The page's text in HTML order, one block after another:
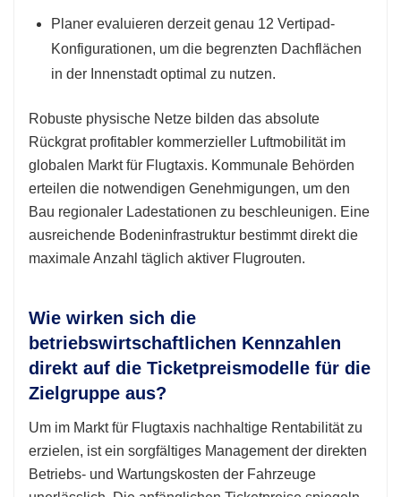
Planer evaluieren derzeit genau 12 Vertipad-
Konfigurationen, um die begrenzten Dachflächen
in der Innenstadt optimal zu nutzen.
Robuste physische Netze bilden das absolute
Rückgrat profitabler kommerzieller Luftmobilität im
globalen Markt für Flugtaxis. Kommunale Behörden
erteilen die notwendigen Genehmigungen, um den
Bau regionaler Ladestationen zu beschleunigen. Eine
ausreichende Bodeninfrastruktur bestimmt direkt die
maximale Anzahl täglich aktiver Flugrouten.
Wie wirken sich die
betriebswirtschaftlichen Kennzahlen
direkt auf die Ticketpreismodelle für die
Zielgruppe aus?
Um im Markt für Flugtaxis nachhaltige Rentabilität zu
erzielen, ist ein sorgfältiges Management der direkten
Betriebs- und Wartungskosten der Fahrzeuge